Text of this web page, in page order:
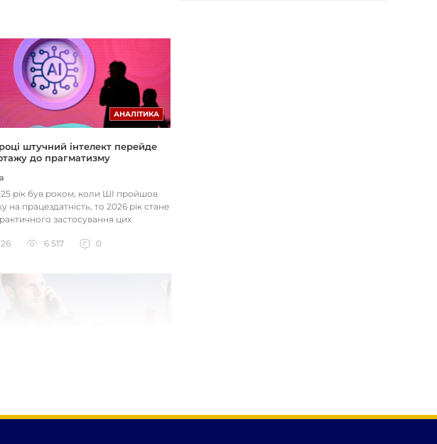
АНАЛІТИКА
штучний інтелект перейде
до прагматизму
рік був роком, коли ШІ пройшов
на працездатність, то 2026 рік стане
застосування цих
6 517 0